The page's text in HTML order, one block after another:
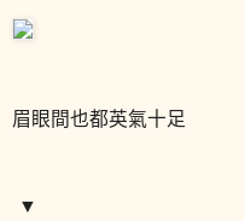
眉眼間也都英氣十足
▼